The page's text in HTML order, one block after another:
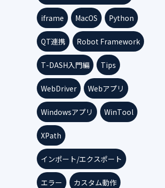
iframe MacOS Python
QT連携 Robot Framework
T-DASH入門編 Tips
WebDriver Webアプリ
Windowsアプリ WinTool
XPath
インポート/エクスポート
エラー カスタム動作